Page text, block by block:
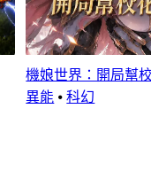
機娘世界：開局幫
異能 ⦁科幻